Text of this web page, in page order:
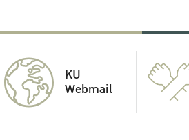
KU
Webmail